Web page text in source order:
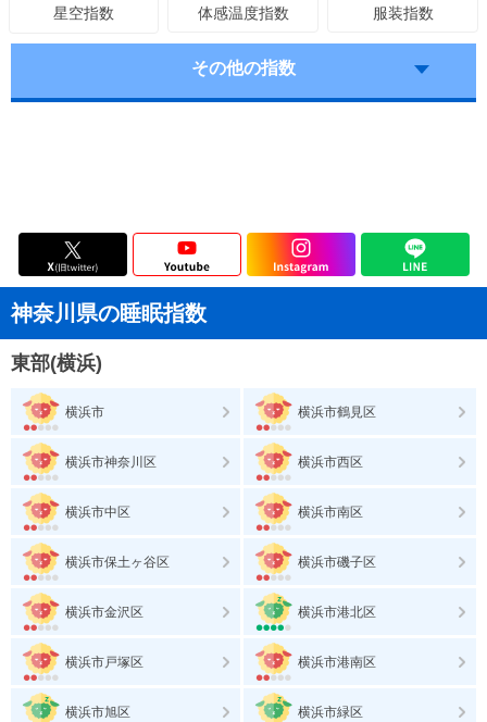
星空指数 体感温度指数 服装指数
その他の指数
神奈川県の睡眠指数
東部(横浜)
横浜市 横浜市鶴見区
横浜市神奈川区 横浜市西区
横浜市中区 横浜市南区
横浜市保土ヶ谷区 横浜市磯子区
横浜市金沢区 横浜市港北区
横浜市戸塚区 横浜市港南区
横浜市旭区 横浜市緑区